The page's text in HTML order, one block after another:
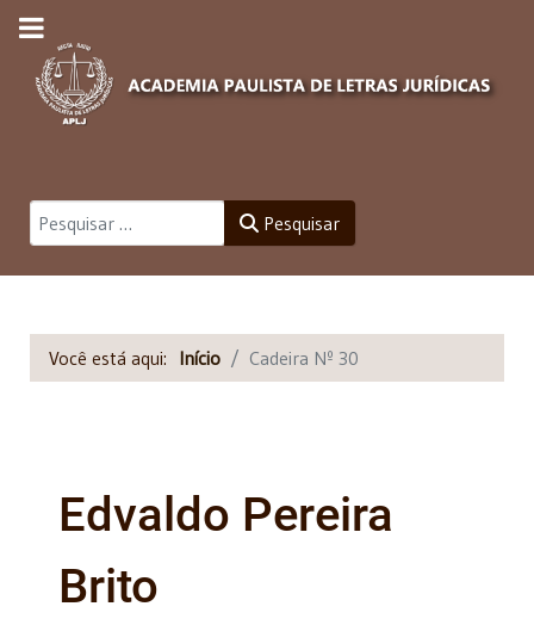
Pesquisar Pesquisar
Você está aqui: Início Cadeira Nº 30
Edvaldo Pereira
Brito